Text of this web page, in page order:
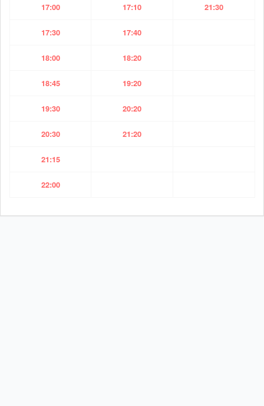
17:00 17:10 21:30
17:30 17:40
18:00 18:20
18:45 19:20
19:30 20:20
20:30 21:20
21:15
22:00